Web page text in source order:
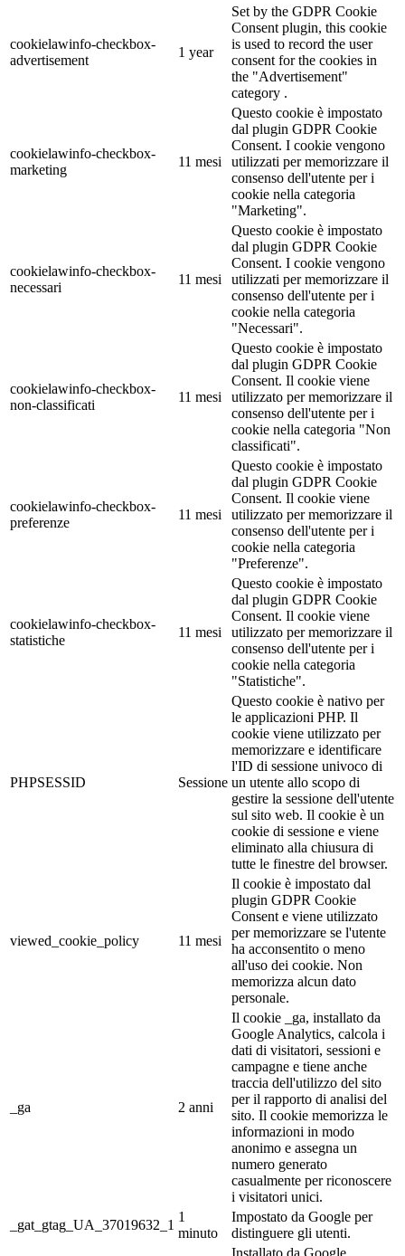
cookielawinfo-checkbox-
advertisement
1 year
Set by the GDPR Cookie
Consent plugin, this cookie
is used to record the user
consent for the cookies in
the "Advertisement"
category .
cookielawinfo-checkbox-
marketing
11 mesi
Questo cookie è impostato
dal plugin GDPR Cookie
Consent. I cookie vengono
utilizzati per memorizzare il
consenso dell'utente per i
cookie nella categoria
"Marketing".
cookielawinfo-checkbox-
necessari
11 mesi
Questo cookie è impostato
dal plugin GDPR Cookie
Consent. I cookie vengono
utilizzati per memorizzare il
consenso dell'utente per i
cookie nella categoria
"Necessari".
cookielawinfo-checkbox-
non-classificati
11 mesi
Questo cookie è impostato
dal plugin GDPR Cookie
Consent. Il cookie viene
utilizzato per memorizzare il
consenso dell'utente per i
cookie nella categoria "Non
classificati".
cookielawinfo-checkbox-
preferenze
11 mesi
Questo cookie è impostato
dal plugin GDPR Cookie
Consent. Il cookie viene
utilizzato per memorizzare il
consenso dell'utente per i
cookie nella categoria
"Preferenze".
cookielawinfo-checkbox-
statistiche
11 mesi
Questo cookie è impostato
dal plugin GDPR Cookie
Consent. Il cookie viene
utilizzato per memorizzare il
consenso dell'utente per i
cookie nella categoria
"Statistiche".
PHPSESSID Sessione
Questo cookie è nativo per
le applicazioni PHP. Il
cookie viene utilizzato per
memorizzare e identificare
l'ID di sessione univoco di
un utente allo scopo di
gestire la sessione dell'utente
sul sito web. Il cookie è un
cookie di sessione e viene
eliminato alla chiusura di
tutte le finestre del browser.
viewed_cookie_policy 11 mesi
Il cookie è impostato dal
plugin GDPR Cookie
Consent e viene utilizzato
per memorizzare se l'utente
ha acconsentito o meno
all'uso dei cookie. Non
memorizza alcun dato
personale.
_ga 2 anni
Il cookie _ga, installato da
Google Analytics, calcola i
dati di visitatori, sessioni e
campagne e tiene anche
traccia dell'utilizzo del sito
per il rapporto di analisi del
sito. Il cookie memorizza le
informazioni in modo
anonimo e assegna un
numero generato
casualmente per riconoscere
i visitatori unici.
_gat_gtag_UA_37019632_1
1
minuto
Impostato da Google per
distinguere gli utenti.
Installato da Google